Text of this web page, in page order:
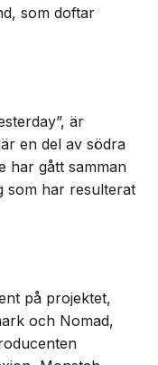
som doftar
är
en del av södra
har gått samman
som har resulterat
på projektet,
och Nomad,